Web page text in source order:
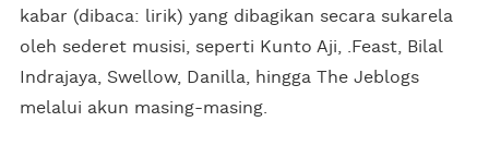
kabar (dibaca: lirik) yang dibagikan secara sukarela
oleh sederet musisi, seperti Kunto Aji, .Feast, Bilal
Indrajaya, Swellow, Danilla, hingga The Jeblogs
melalui akun masing-masing.